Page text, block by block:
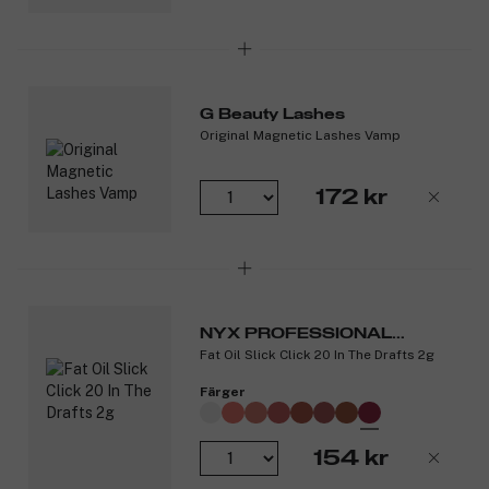
G Beauty Lashes
Original Magnetic Lashes Vamp
172 kr
NYX PROFESSIONAL
MAKEUP
Fat Oil Slick Click 20 In The Drafts 2g
Färger
154 kr